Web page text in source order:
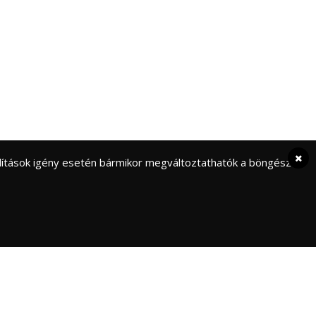
igény esetén bármikor megváltoztathatók a böngésző